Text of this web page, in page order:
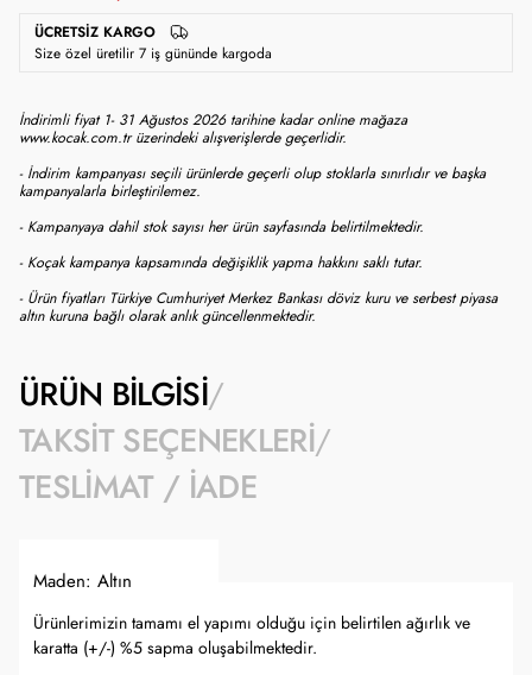
ÜCRETSIZ KARGO
Size özel üretilir 7 iş gününde kargoda
İndirimli fiyat 1- 31 Ağustos 2026 tarihine kadar online mağaza
www.kocak.com.tr üzerindeki alışverişlerde geçerlidir.
- İndirim kampanyası seçili ürünlerde geçerli olup stoklarla sınırlıdır ve başka
kampanyalarla birleştirilemez.
- Kampanyaya dahil stok sayısı her ürün sayfasında belirtilmektedir.
- Koçak kampanya kapsamında değişiklik yapma hakkını saklı tutar.
- Ürün fiyatları Türkiye Cumhuriyet Merkez Bankası döviz kuru ve serbest piyasa
altın kuruna bağlı olarak anlık güncellenmektedir.
ÜRÜN BILGISI
TAKSIT SEÇENEKLERI
TESLIMAT / İADE
Maden: Altın
Ürünlerimizin tamamı el yapımı olduğu için belirtilen ağırlık ve
karatta (+/-) %5 sapma oluşabilmektedir.